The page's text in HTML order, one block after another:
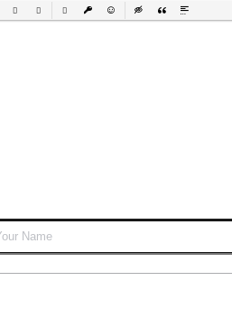
Ordered List
Unordered List
Insert LinkInsert protected link
EmoticonsInsert hidden text
Insert Quote
Insert spoiler